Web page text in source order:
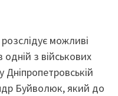
можливі
з військових
Буйволюк, який до